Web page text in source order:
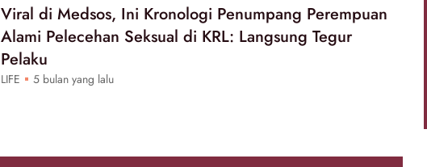
Viral di Medsos, Ini Kronologi Penumpang Perempuan
Alami Pelecehan Seksual di KRL: Langsung Tegur
Pelaku
LIFE 5 bulan yang lalu